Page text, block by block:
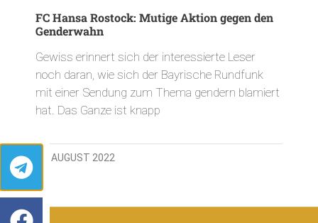
FC Hansa Rostock: Mutige Aktion gegen den
Genderwahn
Gewiss erinnert sich der interessierte Leser
noch daran, wie sich der Bayrische Rundfunk
mit einer Sendung zum Thema gendern blamiert
hat. Das Ganze ist knapp
25. AUGUST 2022